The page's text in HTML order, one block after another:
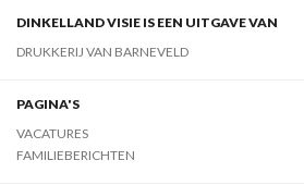
DINKELLAND VISIE IS EEN UITGAVE VAN
DRUKKERIJ VAN BARNEVELD
PAGINA'S
VACATURES
FAMILIEBERICHTEN